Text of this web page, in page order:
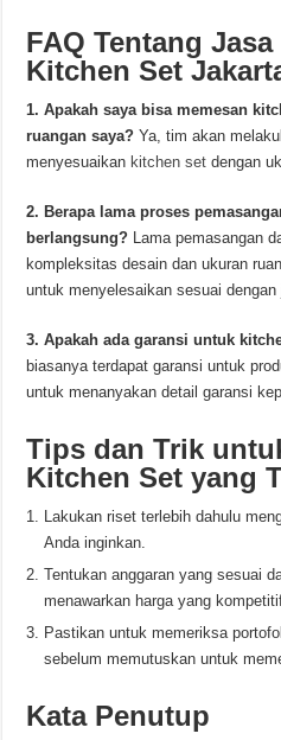
FAQ Tentang
Kitchen Set
1. Apakah saya bisa memesan
ruangan saya? Ya, tim akan
menyesuaikan kitchen set dengan
2. Berapa lama proses
berlangsung? Lama pemasangan
kompleksitas desain dan ukuran
untuk menyelesaikan sesuai
3. Apakah ada garansi untuk
biasanya terdapat garansi untuk
untuk menanyakan detail garansi
Tips dan Trik
Kitchen Set yang
Lakukan riset terlebih dahulu
Anda inginkan.
Tentukan anggaran yang sesuai
menawarkan harga yang
Pastikan untuk memeriksa
sebelum memutuskan untuk
Kata Penutup